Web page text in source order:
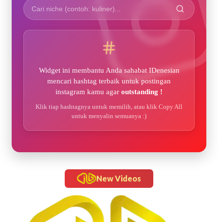
Widget ini membantu Anda sahabat IDenesian
mencari hashtag terbaik untuk postingan
instagram kamu agar outstanding !
Klik tiap hashtagnya untuk memilih, atau klik Copy All
untuk menyalin semuanya :)
New Videos